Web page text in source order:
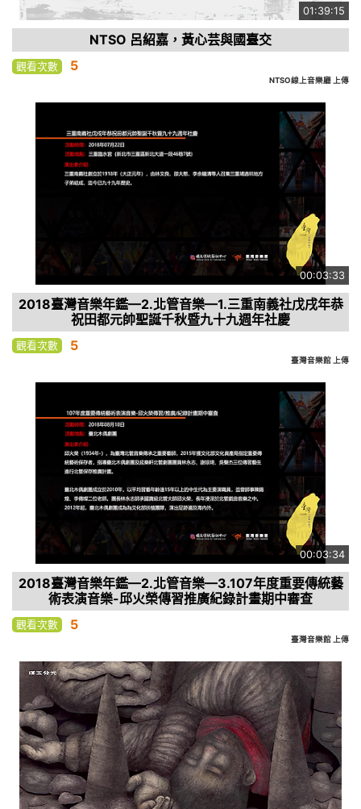
01:39:15
NTSO 呂紹嘉，黃心芸與國臺交
觀看次數 5
NTSO線上音樂廳 上傳
00:03:33
2018臺灣音樂年鑑—2.北管音樂—1.三重南義社戊戌年恭
祝田都元帥聖誕千秋暨九十九週年社慶
觀看次數 5
臺灣音樂館 上傳
00:03:34
2018臺灣音樂年鑑—2.北管音樂—3.107年度重要傳統藝
術表演音樂-邱火榮傳習推廣紀錄計畫期中審查
觀看次數 5
臺灣音樂館 上傳